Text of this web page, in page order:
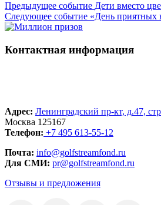
Предыдущее событие Дети вместо
Следующее событие «День приятных
Контактная информация
Адрес: Ленинградский пр-кт, д.47,
Москва 125167
Телефон: +7 495 613-55-12
Почта: info@golfstreamfond.ru
Для СМИ: pr@golfstreamfond.ru
Отзывы и предложения